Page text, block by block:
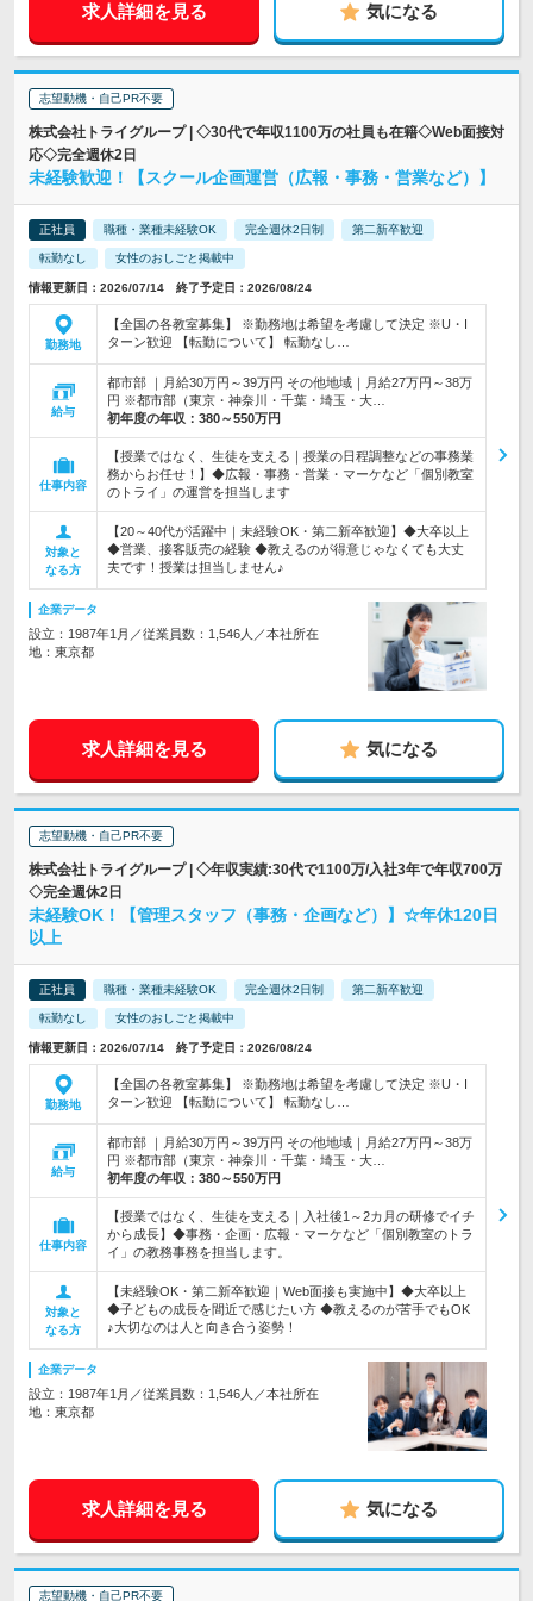
求人詳細を見る 気になる
志望動機・自己PR不要
株式会社トライグループ | ◇30代で年収1100万の社員も在籍◇Web面接対
応◇完全週休2日
未経験歓迎！【スクール企画運営（広報・事務・営業など）】
正社員 職種・業種未経験OK 完全週休2日制 第二新卒歓迎
転勤なし 女性のおしごと掲載中
情報更新日：2026/07/14 終了予定日：2026/08/24
勤務地
【全国の各教室募集】 ※勤務地は希望を考慮して決定 ※U・I
ターン歓迎 【転勤について】 転勤なし…
給与
都市部 ｜月給30万円～39万円 その他地域｜月給27万円～38万
円 ※都市部（東京・神奈川・千葉・埼玉・大…
初年度の年収： 380～550万円
仕事内容
【授業ではなく、生徒を支える｜授業の日程調整などの事務業
務からお任せ！】◆広報・事務・営業・マーケなど「個別教室
のトライ」の運営を担当します
対象と
なる方
【20～40代が活躍中｜未経験OK・第二新卒歓迎】◆大卒以上
◆営業、接客販売の経験 ◆教えるのが得意じゃなくても大丈
夫です！授業は担当しません♪
企業データ
設立：1987年1月／従業員数：1,546人／本社所在
地：東京都
求人詳細を見る 気になる
志望動機・自己PR不要
株式会社トライグループ | ◇年収実績:30代で1100万/入社3年で年収700万
◇完全週休2日
未経験OK！【管理スタッフ（事務・企画など）】☆年休120日
以上
正社員 職種・業種未経験OK 完全週休2日制 第二新卒歓迎
転勤なし 女性のおしごと掲載中
情報更新日：2026/07/14 終了予定日：2026/08/24
勤務地
【全国の各教室募集】 ※勤務地は希望を考慮して決定 ※U・I
ターン歓迎 【転勤について】 転勤なし…
給与
都市部 ｜月給30万円～39万円 その他地域｜月給27万円～38万
円 ※都市部（東京・神奈川・千葉・埼玉・大…
初年度の年収： 380～550万円
仕事内容
【授業ではなく、生徒を支える｜入社後1～2カ月の研修でイチ
から成長】◆事務・企画・広報・マーケなど「個別教室のトラ
イ」の教務事務を担当します。
対象と
なる方
【未経験OK・第二新卒歓迎｜Web面接も実施中】◆大卒以上
◆子どもの成長を間近で感じたい方 ◆教えるのが苦手でもOK
♪大切なのは人と向き合う姿勢！
企業データ
設立：1987年1月／従業員数：1,546人／本社所在
地：東京都
求人詳細を見る 気になる
志望動機・自己PR不要